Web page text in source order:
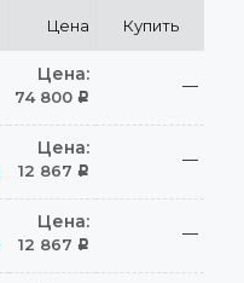
Цена Купить
Цена:
74 800 Р
—
Цена:
12 867 Р
—
Цена:
12 867 Р
—